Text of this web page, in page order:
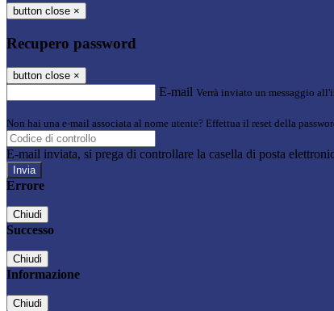
button close ×
Recupero password
button close ×
E-mail Verrà inviato un messaggio
Non hai una e-mail associata al nome utente? Effettua il reset della
E-mail inviata, si prega di controllare la casella di posta
Errore
Chiudi
Successo
Chiudi
Informazione
Chiudi